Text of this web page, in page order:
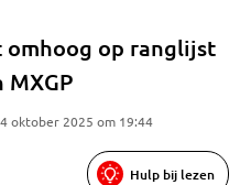
op ranglijst
oktober 2025 om 19:44
Hulp bij lezen